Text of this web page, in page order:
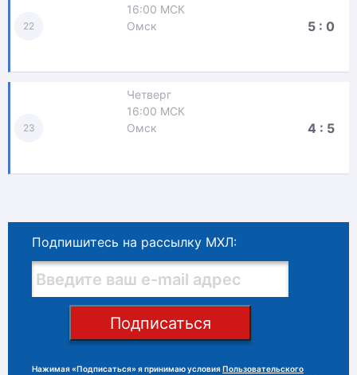
22
16:00 МСК
Омск
5 : 0
23
Четверг
16:00 МСК
Омск
4 : 5
Подпишитесь на рассылку МХЛ:
Подписаться
Нажимая «Подписаться» я принимаю условия Пользовательского